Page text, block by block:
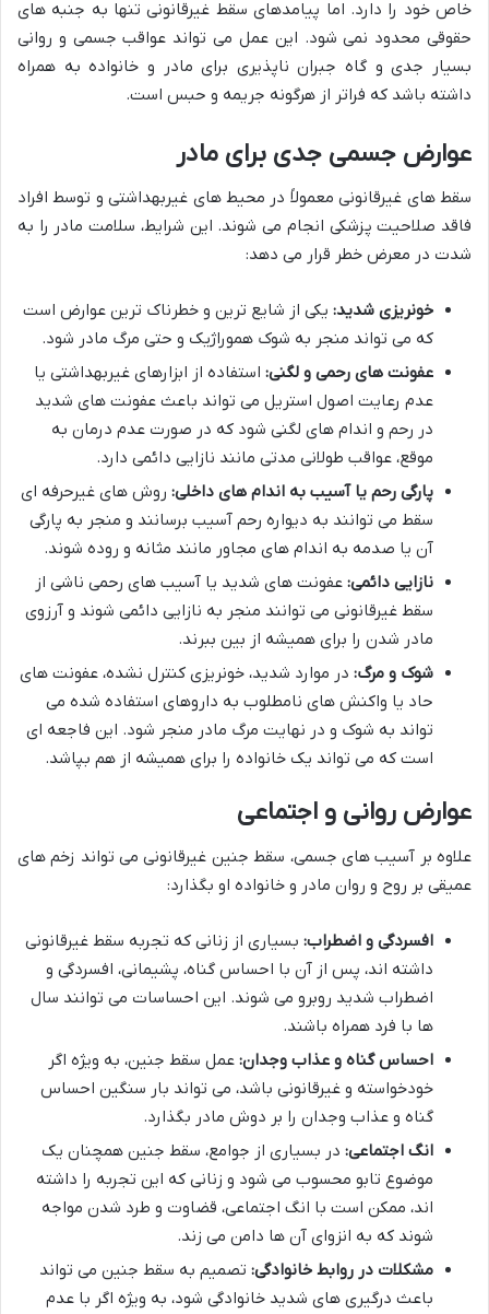
خاص خود را دارد. اما پیامدهای سقط غیرقانونی تنها به جنبه های
حقوقی محدود نمی شود. این عمل می تواند عواقب جسمی و روانی
بسیار جدی و گاه جبران ناپذیری برای مادر و خانواده به همراه
داشته باشد که فراتر از هرگونه جریمه و حبس است.
عوارض جسمی جدی برای مادر
سقط های غیرقانونی معمولاً در محیط های غیربهداشتی و توسط افراد
فاقد صلاحیت پزشکی انجام می شوند. این شرایط، سلامت مادر را به
شدت در معرض خطر قرار می دهد:
خونریزی شدید: یکی از شایع ترین و خطرناک ترین عوارض است
که می تواند منجر به شوک هموراژیک و حتی مرگ مادر شود.
عفونت های رحمی و لگنی: استفاده از ابزارهای غیربهداشتی یا
عدم رعایت اصول استریل می تواند باعث عفونت های شدید
در رحم و اندام های لگنی شود که در صورت عدم درمان به
موقع، عواقب طولانی مدتی مانند نازایی دائمی دارد.
پارگی رحم یا آسیب به اندام های داخلی: روش های غیرحرفه ای
سقط می توانند به دیواره رحم آسیب برسانند و منجر به پارگی
آن یا صدمه به اندام های مجاور مانند مثانه و روده شوند.
نازایی دائمی: عفونت های شدید یا آسیب های رحمی ناشی از
سقط غیرقانونی می توانند منجر به نازایی دائمی شوند و آرزوی
مادر شدن را برای همیشه از بین ببرند.
شوک و مرگ: در موارد شدید، خونریزی کنترل نشده، عفونت های
حاد یا واکنش های نامطلوب به داروهای استفاده شده می
تواند به شوک و در نهایت مرگ مادر منجر شود. این فاجعه ای
است که می تواند یک خانواده را برای همیشه از هم بپاشد.
عوارض روانی و اجتماعی
علاوه بر آسیب های جسمی، سقط جنین غیرقانونی می تواند زخم های
عمیقی بر روح و روان مادر و خانواده او بگذارد:
افسردگی و اضطراب: بسیاری از زنانی که تجربه سقط غیرقانونی
داشته اند، پس از آن با احساس گناه، پشیمانی، افسردگی و
اضطراب شدید روبرو می شوند. این احساسات می توانند سال
ها با فرد همراه باشند.
احساس گناه و عذاب وجدان: عمل سقط جنین، به ویژه اگر
خودخواسته و غیرقانونی باشد، می تواند بار سنگین احساس
گناه و عذاب وجدان را بر دوش مادر بگذارد.
انگ اجتماعی: در بسیاری از جوامع، سقط جنین همچنان یک
موضوع تابو محسوب می شود و زنانی که این تجربه را داشته
اند، ممکن است با انگ اجتماعی، قضاوت و طرد شدن مواجه
شوند که به انزوای آن ها دامن می زند.
مشکلات در روابط خانوادگی: تصمیم به سقط جنین می تواند
باعث درگیری های شدید خانوادگی شود، به ویژه اگر با عدم